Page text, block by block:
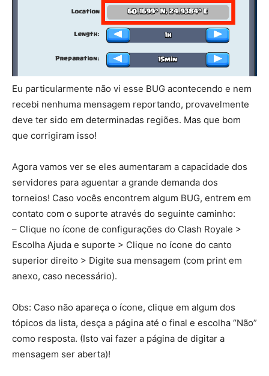
Eu particularmente não vi esse BUG acontecendo e nem
recebi nenhuma mensagem reportando, provavelmente
deve ter sido em determinadas regiões. Mas que bom
que corrigiram isso!
Agora vamos ver se eles aumentaram a capacidade dos
servidores para aguentar a grande demanda dos
torneios! Caso vocês encontrem algum BUG, entrem em
contato com o suporte através do seguinte caminho:
– Clique no ícone de configurações do Clash Royale >
Escolha Ajuda e suporte > Clique no ícone do canto
superior direito > Digite sua mensagem (com print em
anexo, caso necessário).
Obs: Caso não apareça o ícone, clique em algum dos
tópicos da lista, desça a página até o final e escolha “Não”
como resposta. (Isto vai fazer a página de digitar a
mensagem ser aberta)!